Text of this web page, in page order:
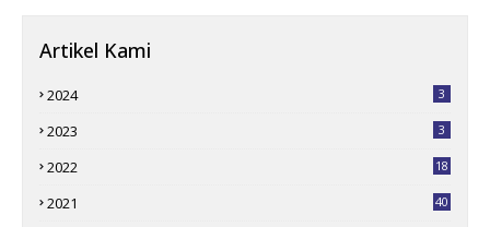
Artikel Kami
2024 3
2023 3
2022 18
2021 40